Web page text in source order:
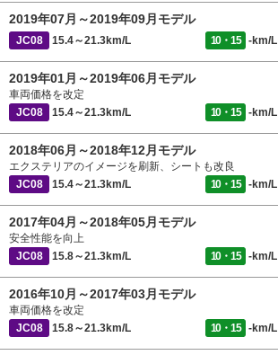
2019年07月～2019年09月モデル
JC08 15.4～21.3km/L 10・15 -km/L
2019年01月～2019年06月モデル
車両価格を改定
JC08
15.4～21.3km/L 10・15 -km/L
2018年06月～2018年12月モデル
エクステリアのイメージを刷新、シートも改良
JC08
15.4～21.3km/L 10・15 -km/L
2017年04月～2018年05月モデル
安全性能を向上
JC08
15.8～21.3km/L 10・15 -km/L
2016年10月～2017年03月モデル
車両価格を改定
JC08
15.8～21.3km/L 10・15 -km/L